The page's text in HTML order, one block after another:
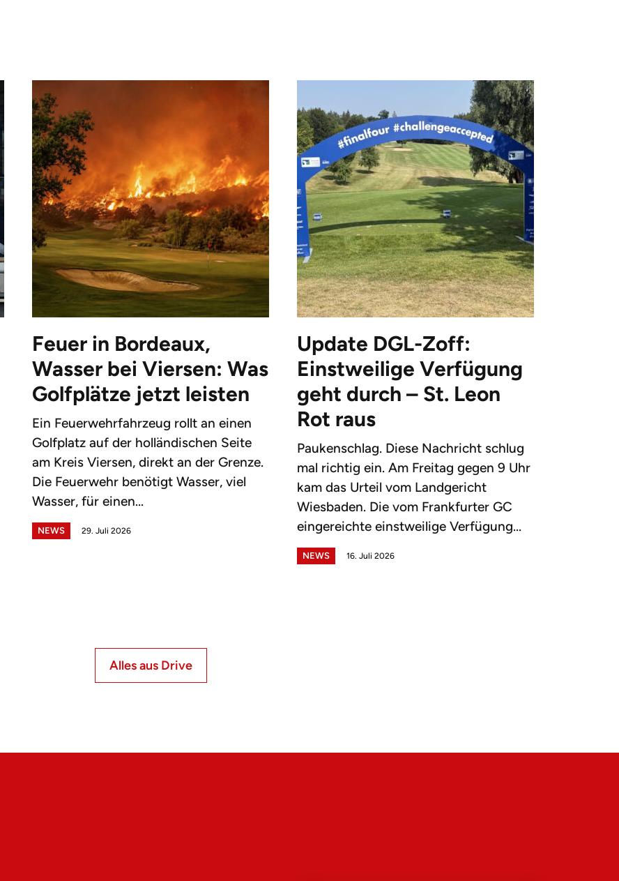
Feuer in Bordeaux,
Wasser bei Viersen: Was
Golfplätze jetzt leisten
Ein Feuerwehrfahrzeug rollt an einen
Golfplatz auf der holländischen Seite
am Kreis Viersen, direkt an der Grenze.
Die Feuerwehr benötigt Wasser, viel
Wasser, für einen...
NEWS 29. Juli 2026
Update DGL-Zoff:
Einstweilige Verfügung
geht durch – St. Leon
Rot raus
Paukenschlag. Diese Nachricht schlug
mal richtig ein. Am Freitag gegen 9 Uhr
kam das Urteil vom Landgericht
Wiesbaden. Die vom Frankfurter GC
eingereichte einstweilige Verfügung...
NEWS 16. Juli 2026
Alles aus Drive